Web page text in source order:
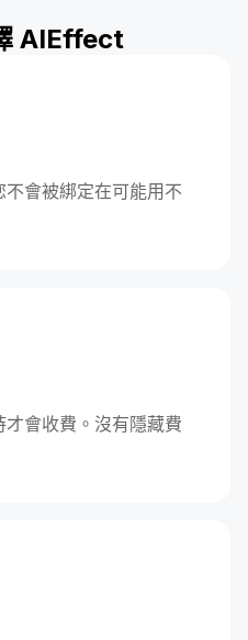
AIEffect
會被綁定在可能用不
會收費。沒有隱藏費